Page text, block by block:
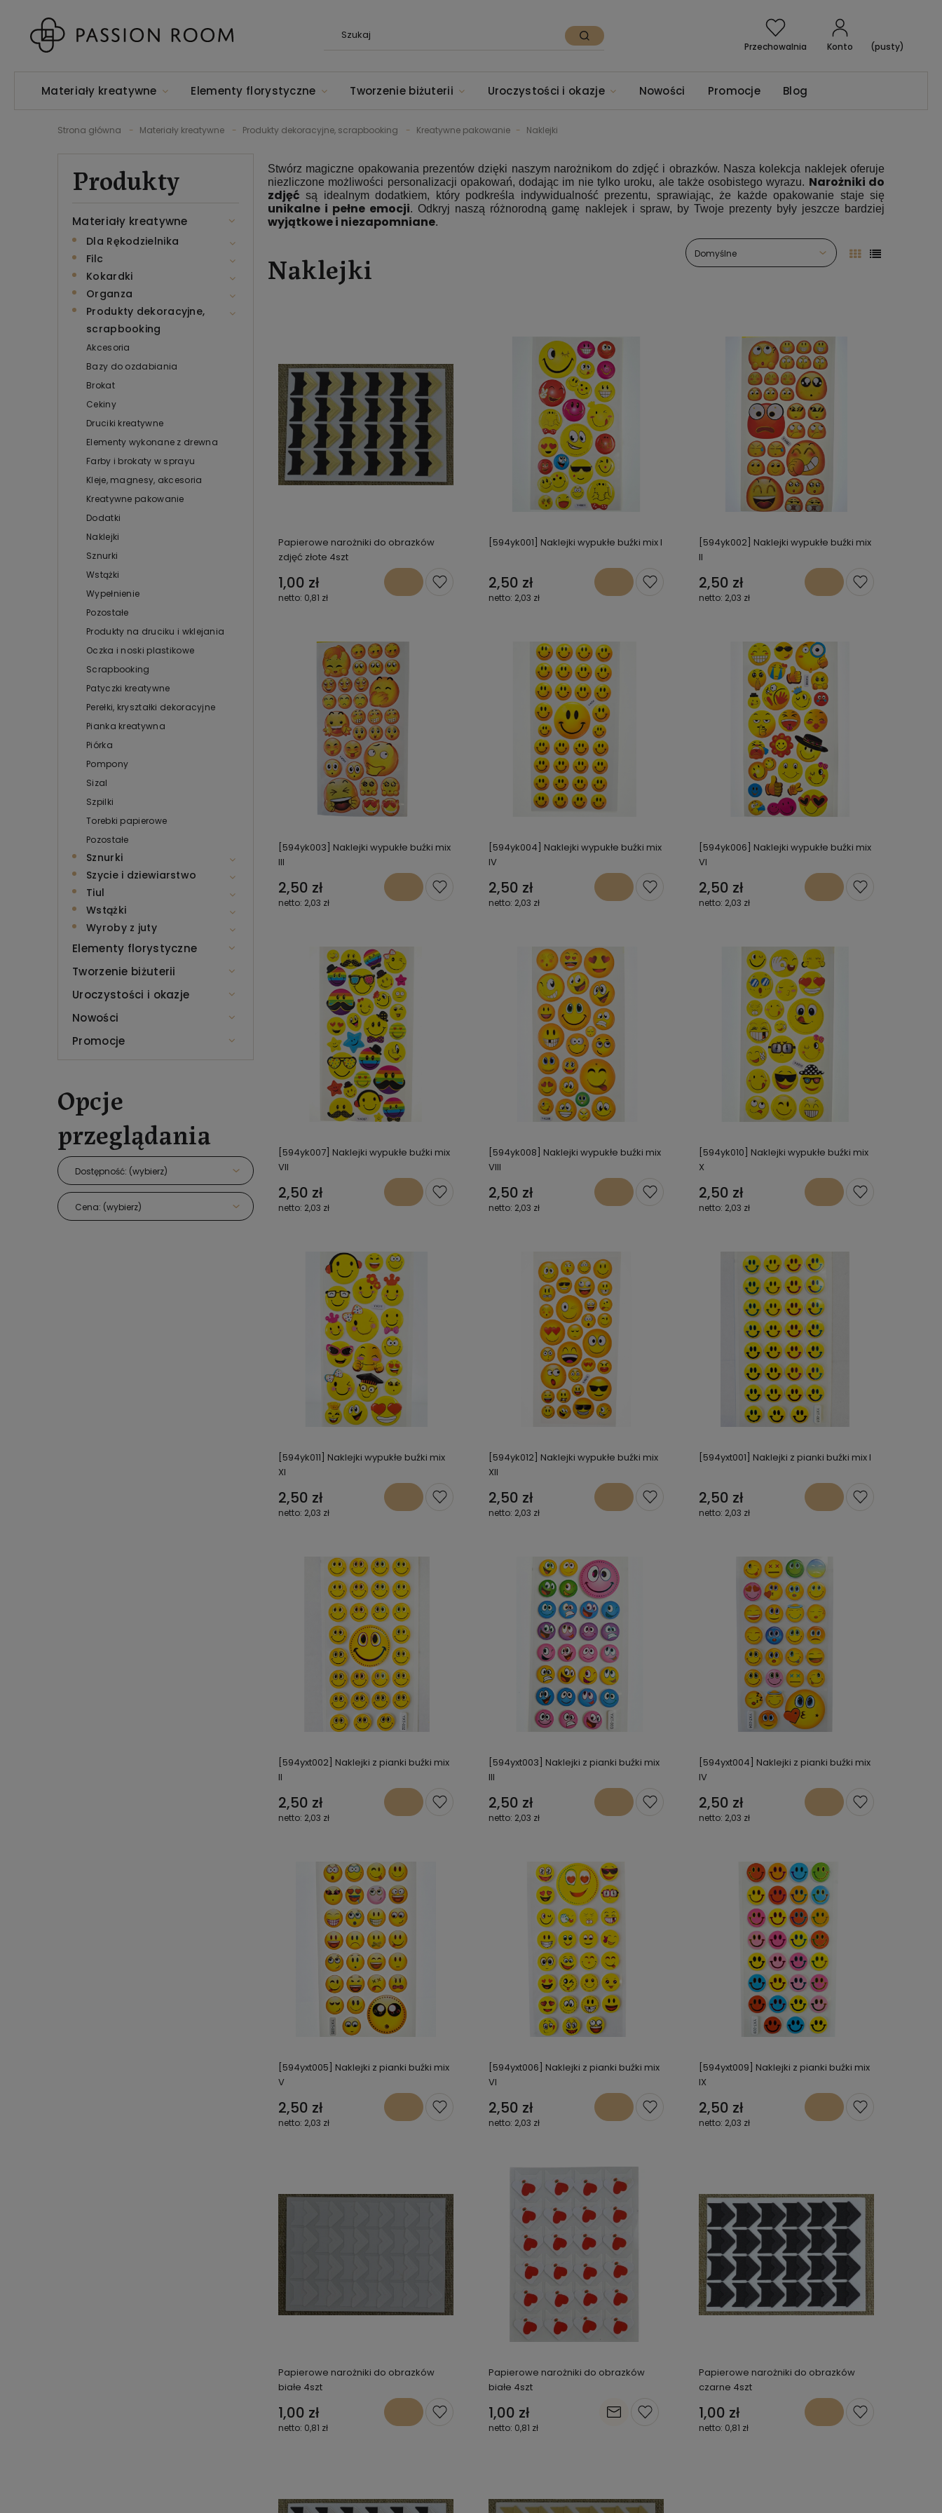
Przechowalnia Konto (pusty)
Materiały kreatywne Elementy florystyczne Tworzenie biżuterii Uroczystości i okazje Nowości Promocje Blog
Strona główna Materiały kreatywne Produkty dekoracyjne, scrapbooking Kreatywne pakowanie Naklejki
Produkty
Materiały kreatywne
Dla Rękodzielnika
Filc
Kokardki
Organza
Produkty dekoracyjne,
scrapbooking
Akcesoria
Bazy do ozdabiania
Brokat
Cekiny
Druciki kreatywne
Elementy wykonane z drewna
Farby i brokaty w sprayu
Kleje, magnesy, akcesoria
Kreatywne pakowanie
Dodatki
Naklejki
Sznurki
Wstążki
Wypełnienie
Pozostałe
Produkty na druciku i wklejania
Oczka i noski plastikowe
Scrapbooking
Patyczki kreatywne
Perełki, kryształki dekoracyjne
Pianka kreatywna
Piórka
Pompony
Sizal
Szpilki
Torebki papierowe
Pozostałe
Sznurki
Szycie i dziewiarstwo
Tiul
Wstążki
Wyroby z juty
Elementy florystyczne
Tworzenie biżuterii
Uroczystości i okazje
Nowości
Promocje
Opcje
przeglądania
Dostępność: (wybierz)
Cena: (wybierz)
Stwórz magiczne opakowania prezentów dzięki naszym narożnikom do zdjęć i obrazków. Nasza kolekcja naklejek oferuje
niezliczone możliwości personalizacji opakowań, dodając im nie tylko uroku, ale także osobistego wyrazu. Narożniki do
zdjęć są idealnym dodatkiem, który podkreśla indywidualność prezentu, sprawiając, że każde opakowanie staje się
unikalne i pełne emocji. Odkryj naszą różnorodną gamę naklejek i spraw, by Twoje prezenty były jeszcze bardziej
wyjątkowe i niezapomniane.
Naklejki
Papierowe narożniki do obrazków
zdjęć złote 4szt
1,00 zł
0,81 zł
[594yk001] Naklejki wypukłe buźki mix I
2,50 zł
2,03 zł
[594yk002] Naklejki wypukłe buźki mix
II
2,50 zł
2,03 zł
[594yk003] Naklejki wypukłe buźki mix
III
2,50 zł
2,03 zł
[594yk004] Naklejki wypukłe buźki mix
IV
2,50 zł
2,03 zł
[594yk006] Naklejki wypukłe buźki mix
VI
2,50 zł
2,03 zł
[594yk007] Naklejki wypukłe buźki mix
VII
2,50 zł
2,03 zł
[594yk008] Naklejki wypukłe buźki mix
VIII
2,50 zł
2,03 zł
[594yk010] Naklejki wypukłe buźki mix
X
2,50 zł
2,03 zł
[594yk011] Naklejki wypukłe buźki mix
XI
2,50 zł
2,03 zł
[594yk012] Naklejki wypukłe buźki mix
XII
2,50 zł
2,03 zł
[594yxt001] Naklejki z pianki buźki mix I
2,50 zł
2,03 zł
[594yxt002] Naklejki z pianki buźki mix
II
2,50 zł
2,03 zł
[594yxt003] Naklejki z pianki buźki mix
III
2,50 zł
2,03 zł
[594yxt004] Naklejki z pianki buźki mix
IV
2,50 zł
2,03 zł
[594yxt005] Naklejki z pianki buźki mix
V
2,50 zł
2,03 zł
[594yxt006] Naklejki z pianki buźki mix
VI
2,50 zł
2,03 zł
[594yxt009] Naklejki z pianki buźki mix
IX
2,50 zł
2,03 zł
Papierowe narożniki do obrazków
białe 4szt
1,00 zł
0,81 zł
Papierowe narożniki do obrazków
białe 4szt
1,00 zł
0,81 zł
Papierowe narożniki do obrazków
czarne 4szt
1,00 zł
0,81 zł